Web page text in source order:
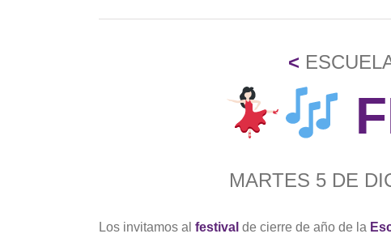
<
MARTES 5 DE
Los invitamos al festival de cierre de año de la